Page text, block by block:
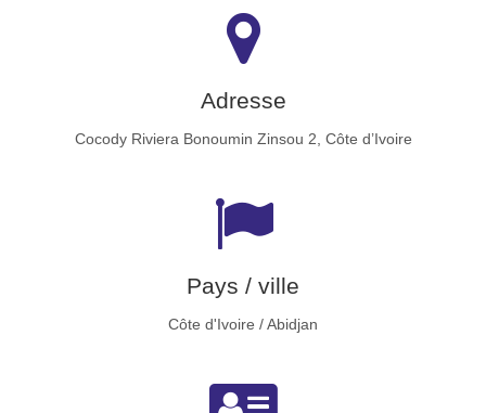
Adresse
Cocody Riviera Bonoumin Zinsou 2, Côte d’Ivoire
Pays / ville
Côte d'Ivoire / Abidjan